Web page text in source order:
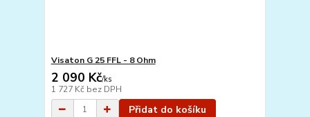
Visaton G 25 FFL - 8 Ohm
2 090 Kč/ks
1 727 Kč bez DPH
Přidat do košíku